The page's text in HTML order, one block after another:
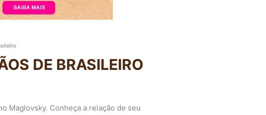
DE BRASILEIRO
Maglovsky. Conheça a relação de seu